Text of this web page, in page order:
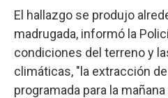
El hallazgo se produjo
madrugada, informó la
condiciones del terreno y
climáticas, "la extracción
programada para la